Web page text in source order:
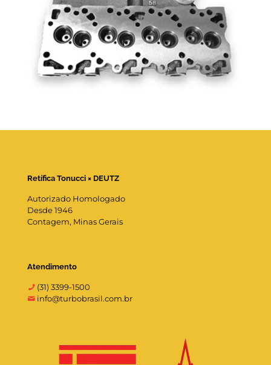
Retífica Tonucci × DEUTZ
Autorizado Homologado
Desde 1946
Contagem, Minas Gerais
Atendimento
(31) 3399-1500
info@turbobrasil.com.br